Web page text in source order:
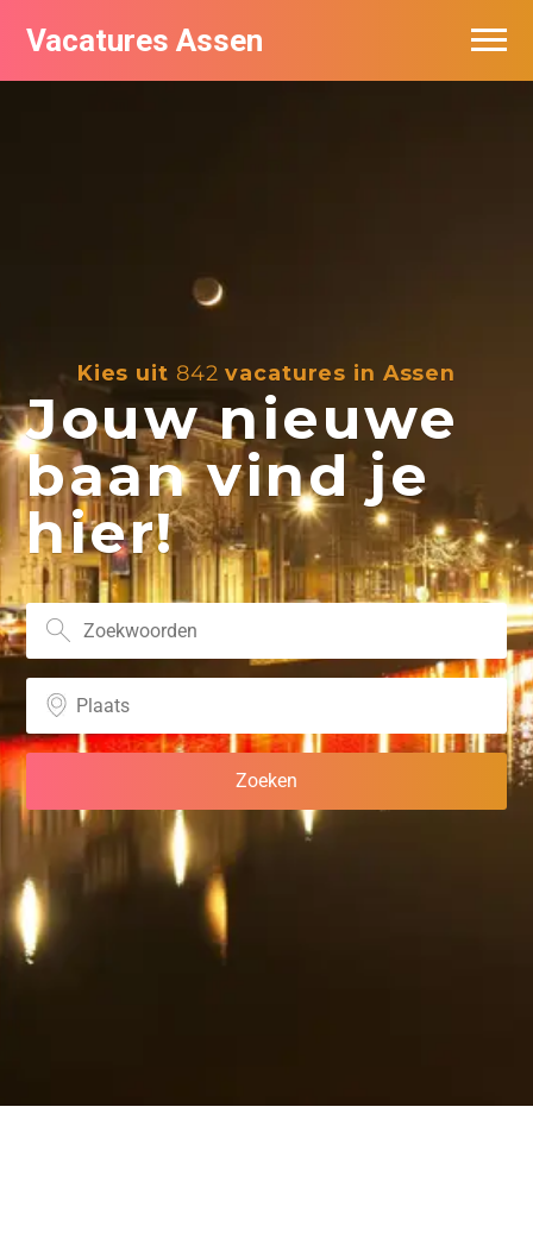
Vacatures Assen
Kies uit 842 vacatures in Assen
Jouw nieuwe
baan vind je
hier!
Vacatures per bedrijf